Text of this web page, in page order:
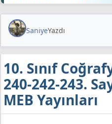
SaniyeYazdı
10. Sınıf
240-242-243.
MEB Yayınları